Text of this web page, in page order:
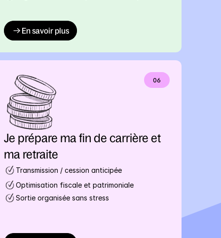
En savoir plus
06
Je prépare ma fin de carrière et
ma retraite
Transmission / cession anticipée
Optimisation fiscale et patrimoniale
Sortie organisée sans stress